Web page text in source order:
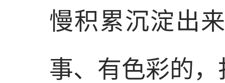
慢积累沉淀出
事、有色彩的